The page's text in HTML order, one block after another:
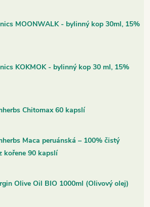
MOONWALK - bylinný kop 30ml, 15%
KOKMOK - bylinný kop 30 ml, 15%
Chitomax 60 kapslí
Maca peruánská – 100% čistý
kořene 90 kapslí
Olive Oil BIO 1000ml (Olivový olej)